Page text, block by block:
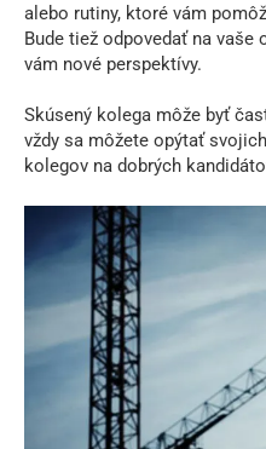
alebo rutiny, ktoré vám
Bude tiež odpovedať na vaše
vám nové perspektívy.
Skúsený kolega môže byť
vždy sa môžete opýtať
kolegov na dobrých